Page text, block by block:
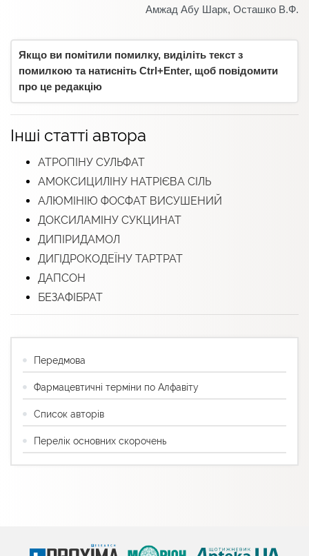
Амжад Абу Шарк, Осташко В.Ф.
Якщо ви помітили помилку, виділіть текст з
помилкою та натисніть Ctrl+Enter, щоб повідомити
про це редакцію
Інші статті автора
АТРОПІНУ СУЛЬФАТ
АМОКСИЦИЛІНУ НАТРІЄВА СІЛЬ
АЛЮМІНІЮ ФОСФАТ ВИСУШЕНИЙ
ДОКСИЛАМІНУ СУКЦИНАТ
ДИПІРИДАМОЛ
ДИГІДРОКОДЕЇНУ ТАРТРАТ
ДАПСОН
БЕЗАФІБРАТ
Передмова
Фармацевтичні терміни по Алфавіту
Список авторів
Перелік основних скорочень